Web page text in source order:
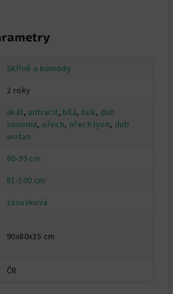
Skříně a komody
2 roky
akát, antracit, bílá, buk, dub
sonoma, ořech, ořech lyon, dub
wotan
80-99 cm
81-100 cm
zásuvková
90x80x35 cm
ČR